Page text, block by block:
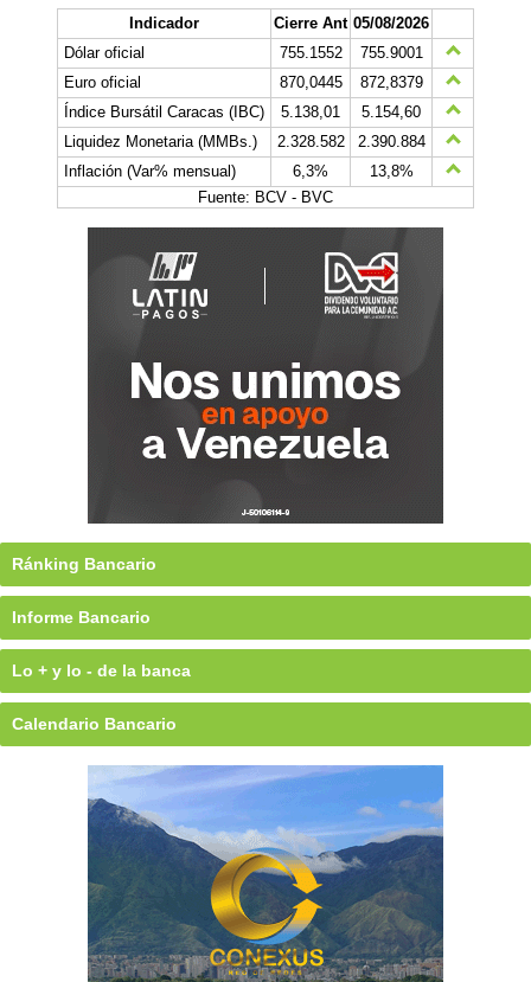
Indicador Cierre Ant 05/08/2026
Dólar oficial
755.1552
755.9001
Euro oficial
870,0445
872,8379
Índice Bursátil Caracas (IBC)
5.138,01
5.154,60
Liquidez Monetaria (MMBs.)
2.328.582
2.390.884
Inflación (Var% mensual)
6,3%
13,8%
Fuente: BCV - BVC
Ránking Bancario
Informe Bancario
Lo + y lo - de la banca
Calendario Bancario